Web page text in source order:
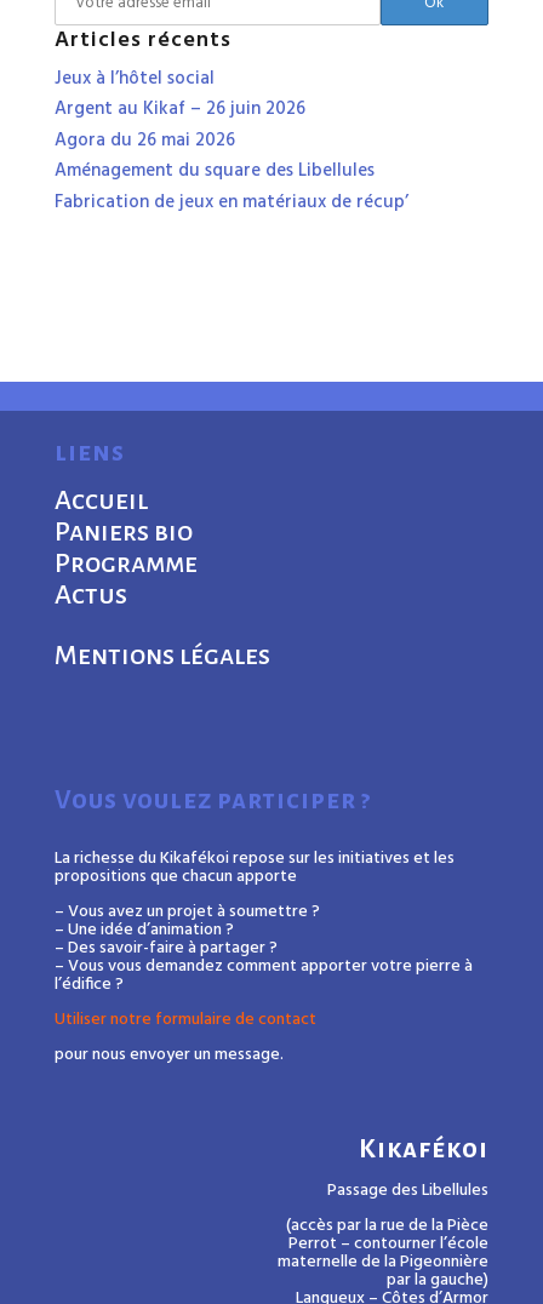
Articles récents
Jeux à l’hôtel social
Argent au Kikaf – 26 juin 2026
Agora du 26 mai 2026
Aménagement du square des Libellules
Fabrication de jeux en matériaux de récup’
liens
Accueil
Paniers bio
Programme
Actus
Mentions légales
Vous voulez participer ?
La richesse du Kikafékoi repose sur les initiatives et les
propositions que chacun apporte
– Vous avez un projet à soumettre ?
– Une idée d’animation ?
– Des savoir-faire à partager ?
– Vous vous demandez comment apporter votre pierre à
l’édifice ?
Utiliser notre formulaire de contact
pour nous envoyer un message.
Kikafékoi
Passage des Libellules
(accès par la rue de la Pièce
Perrot – contourner l’école
maternelle de la Pigeonnière
par la gauche)